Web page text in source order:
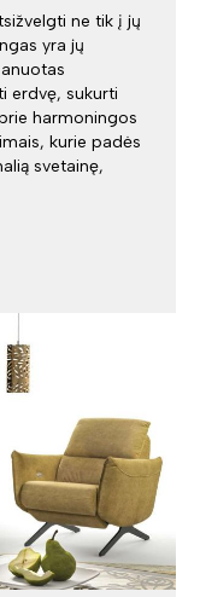
ne tik į jų
yra jų
erdvę, sukurti
harmoningos
kurie padės
svetainę,